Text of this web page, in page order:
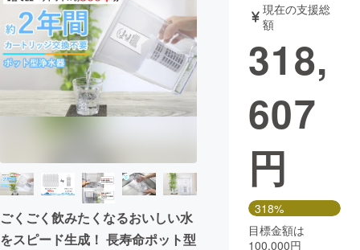
テクノロジー・ガジェット
映像・映画 書籍・雑誌
ビジネス・起業 チャレンジ
CAMPFIRE for Social Good
CAMPFIRE Creation
CAMPFIREふるさと納税machi-ya コミュニティ
ごくごく飲みたくなるおいしい水
をスピード生成！ 長寿命ポット型
現在の支援総
額
318,
607
円
318%
目標金額は
100,000円